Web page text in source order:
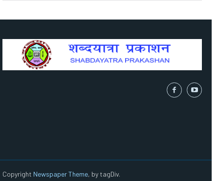
Copyright Newspaper Theme, by tagDiv.